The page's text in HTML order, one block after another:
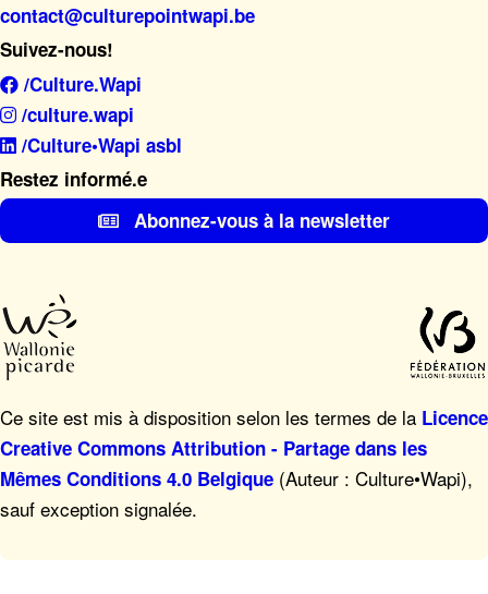
contact@culturepointwapi.be
Suivez-nous!
/Culture.Wapi
/culture.wapi
/Culture•Wapi asbl
Restez informé.e
Abonnez-vous à la newsletter
Ce site est mis à disposition selon les termes de la Licence
Creative Commons Attribution - Partage dans les
Mêmes Conditions 4.0 Belgique (Auteur : Culture•Wapi),
sauf exception signalée.